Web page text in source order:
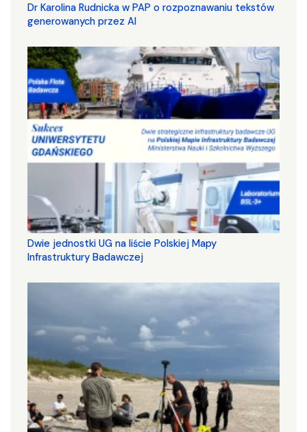
Dr Karolina Rudnicka w PAP o rozpoznawaniu tekstów
generowanych przez AI
Dwie jednostki UG na liście Polskiej Mapy
Infrastruktury Badawczej